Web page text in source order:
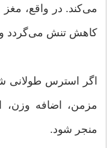
می‌کند. در واقع،
کاهش تنش می‌گردد و
اگر استرس طولانی
مزمن، اضافه وزن،
منجر شود.